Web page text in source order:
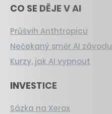
CO SE DĚJE V AI
Průšvih Anthtropicu
Nečekaný směr AI závodu
Kurzy, jak AI vypnout
INVESTICE
Sázka na Xerox